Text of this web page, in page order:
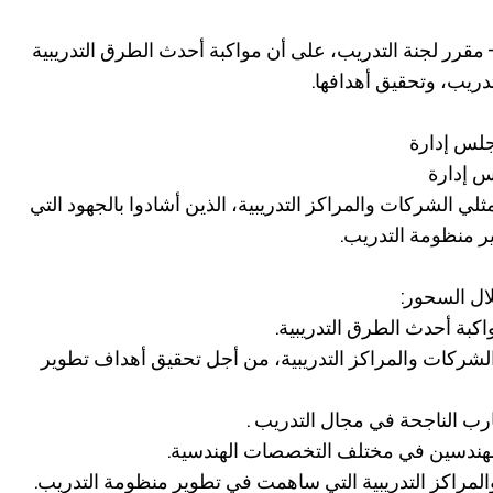
لجنة التدريب، على أن مواكبة أحدث الطرق التدريبية
وتحقيق أهدافها.
إدارة
إدارة
والمراكز التدريبية، الذين أشادوا بالجهود التي
منظومة التدريب.
السحور:
أحدث الطرق التدريبية.
والمراكز التدريبية، من أجل تحقيق أهداف تطوير
الناجحة في مجال التدريب .
في مختلف التخصصات الهندسية.
التدريبية التي ساهمت في تطوير منظومة التدريب.